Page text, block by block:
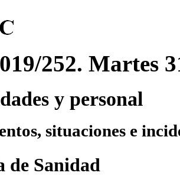
252. Martes
y personal
situaciones e
de Sanidad